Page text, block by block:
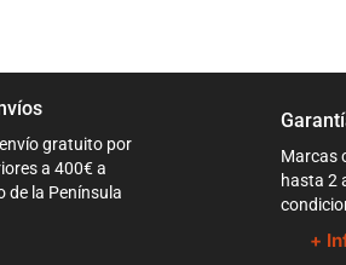
gratuito por
a 400€ a
de la Península
Marcas
hasta 2
+